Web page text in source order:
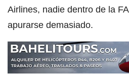
Airlines, nadie dentro de la
apurarse demasiado.